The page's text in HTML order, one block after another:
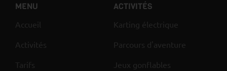
MENU
Accueil
Activités
Tarifs
ACTIVITÉS
Karting électrique
Parcours d'aventure
Jeux gonflables